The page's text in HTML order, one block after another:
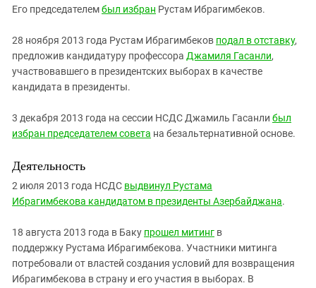
Его председателембыл избран Рустам Ибрагимбеков.
28 ноября 2013 года Рустам Ибрагимбеков подал в отставку,
предложив кандидатуру профессора Джамиля Гасанли,
участвовавшего в президентских выборах в качестве
кандидата в президенты.
3 декабря 2013 года на сессии НСДС Джамиль Гасанли был
избран председателем совета на безальтернативной основе.
Деятельность
2 июля 2013 года НСДС выдвинул Рустама
Ибрагимбекова кандидатом в президенты Азербайджана.
18 августа 2013 года в Баку прошел митинг в
поддержку Рустама Ибрагимбекова. Участники митинга
потребовали от властей создания условий для возвращения
Ибрагимбекова в страну и его участия в выборах. В